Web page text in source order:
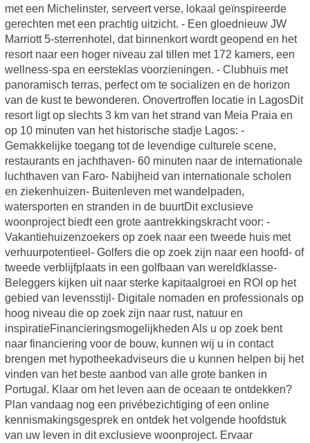
met een Michelinster, serveert verse, lokaal geïnspireerde
gerechten met een prachtig uitzicht. - Een gloednieuw JW
Marriott 5-sterrenhotel, dat binnenkort wordt geopend en het
resort naar een hoger niveau zal tillen met 172 kamers, een
wellness-spa en eersteklas voorzieningen. - Clubhuis met
panoramisch terras, perfect om te socializen en de horizon
van de kust te bewonderen. Onovertroffen locatie in LagosDit
resort ligt op slechts 3 km van het strand van Meia Praia en
op 10 minuten van het historische stadje Lagos: -
Gemakkelijke toegang tot de levendige culturele scene,
restaurants en jachthaven- 60 minuten naar de internationale
luchthaven van Faro- Nabijheid van internationale scholen
en ziekenhuizen- Buitenleven met wandelpaden,
watersporten en stranden in de buurtDit exclusieve
woonproject biedt een grote aantrekkingskracht voor: -
Vakantiehuizenzoekers op zoek naar een tweede huis met
verhuurpotentieel- Golfers die op zoek zijn naar een hoofd- of
tweede verblijfplaats in een golfbaan van wereldklasse-
Beleggers kijken uit naar sterke kapitaalgroei en ROI op het
gebied van levensstijl- Digitale nomaden en professionals op
hoog niveau die op zoek zijn naar rust, natuur en
inspiratieFinancieringsmogelijkheden Als u op zoek bent
naar financiering voor de bouw, kunnen wij u in contact
brengen met hypotheekadviseurs die u kunnen helpen bij het
vinden van het beste aanbod van alle grote banken in
Portugal. Klaar om het leven aan de oceaan te ontdekken?
Plan vandaag nog een privébezichtiging of een online
kennismakingsgesprek en ontdek het volgende hoofdstuk
van uw leven in dit exclusieve woonproject. Ervaar